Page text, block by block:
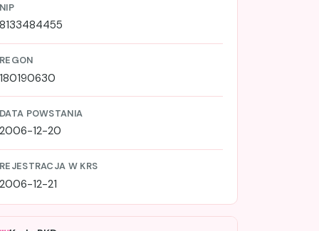
NIP
8133484455
REGON
180190630
DATA POWSTANIA
2006-12-20
REJESTRACJA W KRS
2006-12-21